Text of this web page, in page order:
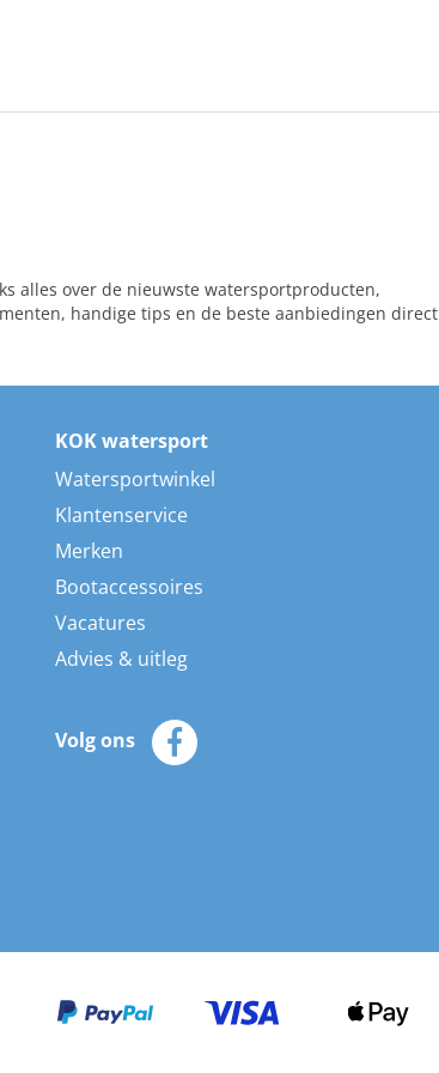
alles over de nieuwste watersportproducten,
handige tips en de beste aanbiedingen direct
KOK watersport
Watersportwinkel
Klantenservice
Merken
Bootaccessoires
Vacatures
Advies & uitleg
Volg ons